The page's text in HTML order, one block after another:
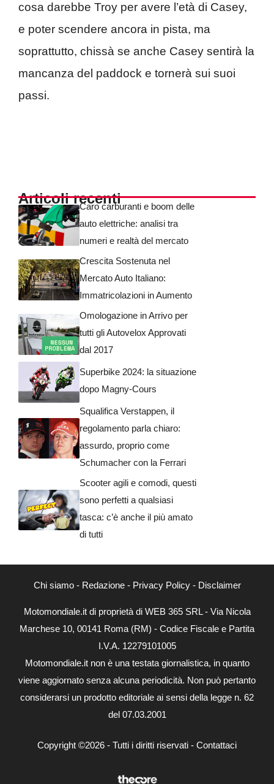
cosa darebbe Troy per avere l’età di Casey,
e poter scendere ancora in pista, ma
soprattutto, chissà se anche Casey sentirà la
mancanza del paddock e tornerà sui suoi
passi.
Articoli recentiCaro carburanti e boom delle
auto elettriche: analisi tra
numeri e realtà del mercato
Crescita Sostenuta nel
Mercato Auto Italiano:
Immatricolazioni in Aumento
Omologazione in Arrivo per
tutti gli Autovelox Approvati
dal 2017
Superbike 2024: la situazione
dopo Magny-Cours
Squalifica Verstappen, il
regolamento parla chiaro:
assurdo, proprio come
Schumacher con la Ferrari
Scooter agili e comodi, questi
sono perfetti a qualsiasi
tasca: c’è anche il più amato
di tutti
Chi siamo- Redazione- Privacy Policy- Disclaimer
Motomondiale.it di proprietà di WEB 365 SRL - Via Nicola
Marchese 10, 00141 Roma (RM) - Codice Fiscale e Partita
I.V.A. 12279101005
Motomondiale.it non è una testata giornalistica, in quanto
viene aggiornato senza alcuna periodicità. Non può pertanto
considerarsi un prodotto editoriale ai sensi della legge n. 62
del 07.03.2001
Copyright ©2026 - Tutti i diritti riservati - Contattaci